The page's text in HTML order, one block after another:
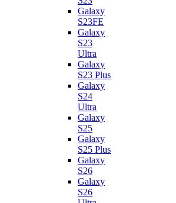
Galaxy
S23FE
Galaxy
S23
Ultra
Galaxy
S23 Plus
Galaxy
S24
Ultra
Galaxy
S25
Galaxy
S25 Plus
Galaxy
S26
Galaxy
S26